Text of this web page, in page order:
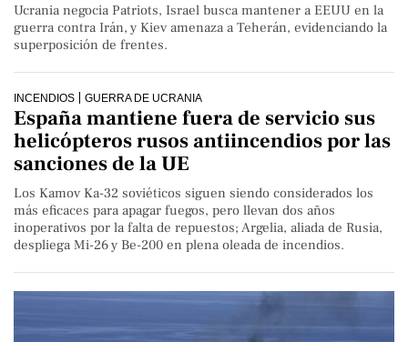
Ucrania negocia Patriots, Israel busca mantener a EEUU en la
guerra contra Irán, y Kiev amenaza a Teherán, evidenciando la
superposición de frentes.
INCENDIOS GUERRA DE UCRANIA
España mantiene fuera de servicio sus
helicópteros rusos antiincendios por las
sanciones de la UE
Los Kamov Ka-32 soviéticos siguen siendo considerados los
más eficaces para apagar fuegos, pero llevan dos años
inoperativos por la falta de repuestos; Argelia, aliada de Rusia,
despliega Mi-26 y Be-200 en plena oleada de incendios.